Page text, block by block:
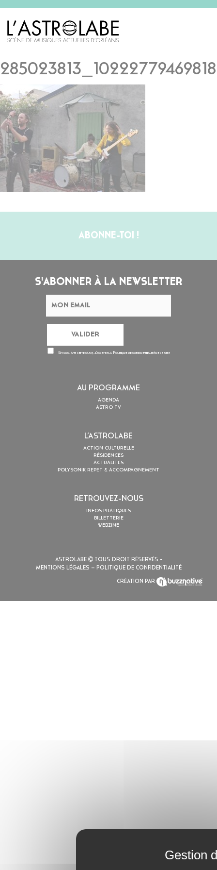
ABONNE-TOI !
S'ABONNER À LA NEWSLETTER
En cochant cette case, j’accepte la Politique de confidentialitéde ce site
AU PROGRAMME
AGENDA
ASTRO TV
L’ASTROLABE
ACTION CULTURELLE
RÉSIDENCES
ACTUALITÉS
POLYSONIK REPET & ACCOMPAGNEMENT
RETROUVEZ-NOUS
INFOS PRATIQUES
BILLETTERIE
WEBZINE
ASTROLABE
TOUS DROIT RÉSERVÉS -
MENTIONS LÉGALES – POLITIQUE DE CONFIDENTIALITÉ
CRÉATION PAR